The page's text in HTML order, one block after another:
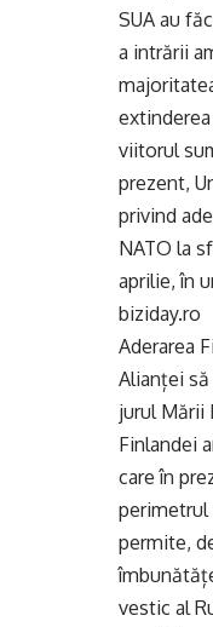
SUA au
a intrării
viitorul
prezent,
privind
NATO la
aprilie, în
biziday.ro
Aderarea
Alianței
jurul Mării
Finlandei
care în
perimetrul
permite,
vestic al